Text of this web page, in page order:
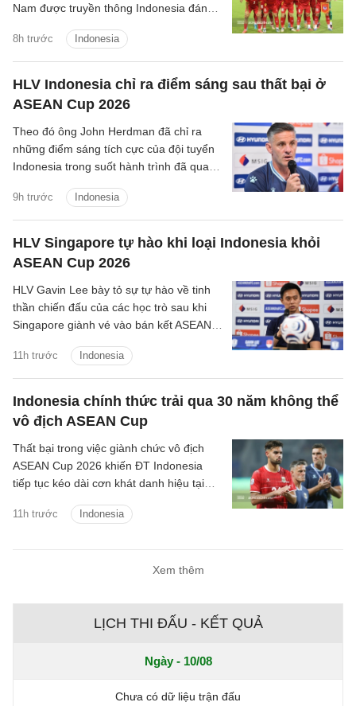
8h trước Indonesia
Nam được truyền thông Indonesia đánh
địch.
HLV Indonesia chỉ ra điểm sáng sau thất bại ở
ASEAN Cup 2026
9h trước Indonesia
Theo đó ông John Herdman đã chỉ ra
những điểm sáng tích cực của đội tuyển
Indonesia trong suốt hành trình đã qua
HLV Singapore tự hào khi loại Indonesia khỏi
ASEAN Cup 2026
11h trước Indonesia
HLV Gavin Lee bày tỏ sự tự hào về tinh
thần chiến đấu của các học trò sau khi
Singapore giành vé vào bán kết ASEAN
loại ngay từ vòng bảng.
Indonesia chính thức trải qua 30 năm không thể
vô địch ASEAN Cup
11h trước Indonesia
Thất bại trong việc giành chức vô địch
ASEAN Cup 2026 khiến ĐT Indonesia
tiếp tục kéo dài cơn khát danh hiệu tại
kể từ lần đầu tiên giải được tổ chức.
Xem thêm
LỊCH THI ĐẤU - KẾT QUẢ
Ngày - 10/08
Chưa có dữ liệu trận đấu